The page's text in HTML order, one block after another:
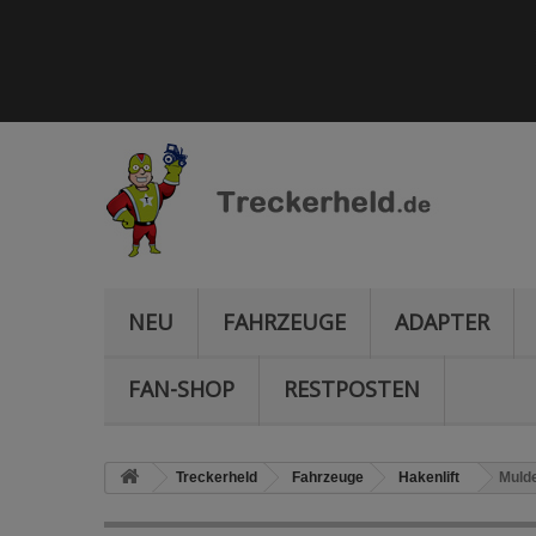
NEU FAHRZEUGE ADAPTER
FAN-SHOP RESTPOSTEN
Treckerheld Fahrzeuge Hakenlift